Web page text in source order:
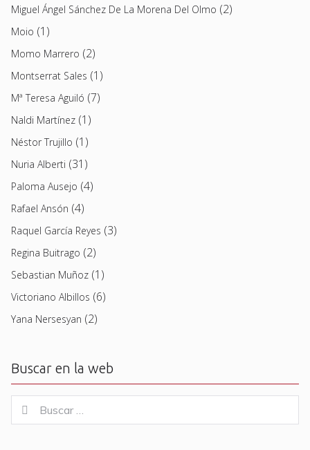
Miguel Ángel Sánchez De La Morena Del Olmo (2)
Moio (1)
Momo Marrero (2)
Montserrat Sales (1)
Mª Teresa Aguiló (7)
Naldi Martínez (1)
Néstor Trujillo (1)
Nuria Alberti (31)
Paloma Ausejo (4)
Rafael Ansón (4)
Raquel García Reyes (3)
Regina Buitrago (2)
Sebastian Muñoz (1)
Victoriano Albillos (6)
Yana Nersesyan (2)
Buscar en la web
for:
Buscar